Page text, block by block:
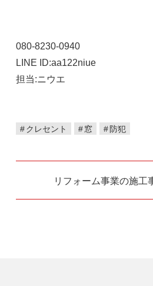
080-8230-0940
LINE ID:aa122niue
担当:ニウエ
クレセント 窓 防犯
リフォーム事業の施工